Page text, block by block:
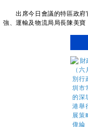
出席今日會議的特區政府
強、運輸及物流局局長陳美寶